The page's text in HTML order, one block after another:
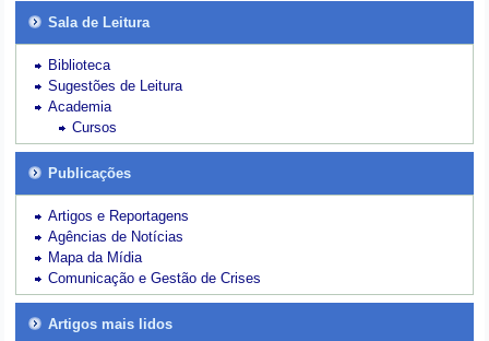
Sala de Leitura
Biblioteca
Sugestões de Leitura
Academia
Cursos
Publicações
Artigos e Reportagens
Agências de Notícias
Mapa da Mídia
Comunicação e Gestão de Crises
Artigos mais lidos